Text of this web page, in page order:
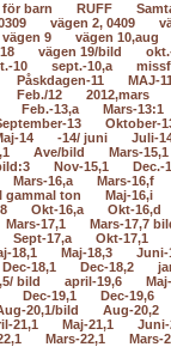
barn RUFF
vägen 2, 0409
vägen 9 vägen 10,aug
vägen 19/bild
10 sept.-10,a
Påskdagen-11 MAJ-11
Feb./12 2012,mars
Feb.-13,a Mars-13:1
13 Oktober-
14 -14/ juni Juli-
Ave/bild Mars-15,1
Nov-15,1 Dec.-
Mars-16,a Mars-16,f
gammal ton Maj-16,i
Okt-16,a Okt-16,d
Mars-17,1 Mars-17,7
Sept-17,a Okt-17,1
18,1 Maj-18,3 Juni-
Dec-18,1 Dec-18,2
bild april-19,6
Dec-19,1 Dec-19,6
20,1/bild Aug-20,2
21,1 Maj-21,1 Juni-
Mars-22,1 Mars-